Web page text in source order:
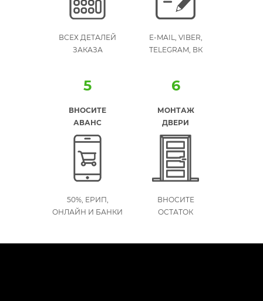
ВСЕХ ДЕТАЛЕЙ
ЗАКАЗА
E-MAIL, VIBER,
TELEGRAM, ВК
5
ВНОСИТЕ
АВАНС
50%, ЕРИП,
ОНЛАЙН И БАНКИ
6
МОНТАЖ
ДВЕРИ
ВНОСИТЕ
ОСТАТОК